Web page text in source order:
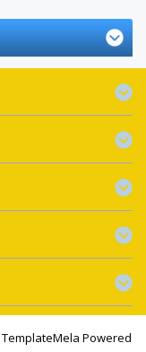
TemplateMela Powered